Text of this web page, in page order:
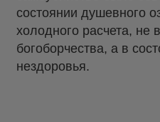
состоянии душевного
холодного расчета, не
богоборчества, а в
нездоровья.